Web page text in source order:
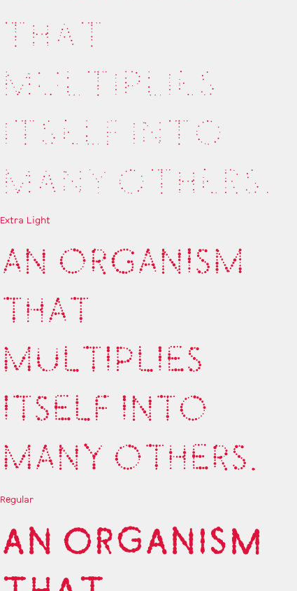
THAT
MULTIPLIES
ITSELF INTO
MANY OTHERS.
Extra Light
AN ORGANISM
THAT
MULTIPLIES
ITSELF INTO
MANY OTHERS.
Regular
AN ORGANISM